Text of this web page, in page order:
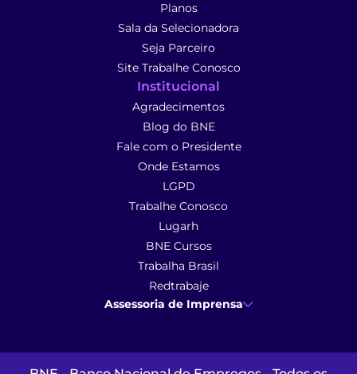
Planos
Sala da Selecionadora
Seja Parceiro
Site Trabalhe Conosco
Institucional
Agradecimentos
Blog do BNE
Fale com o Presidente
Onde Estamos
LGPD
Trabalhe Conosco
Lugarh
BNE Cursos
Trabalha Brasil
Redtrabaje
Assessoria de Imprensa
(41) 9 9102-1413